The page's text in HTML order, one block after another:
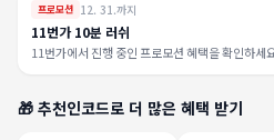
프로모션 12. 31.까지
11번가 10분 러쉬
11번가에서 진행 중인 프로모션 혜택을 확인하세
🎁 추천인코드로 더 많은 혜택 받기